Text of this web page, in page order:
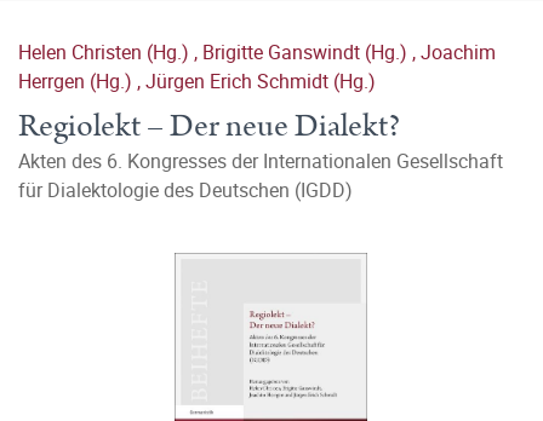
Helen Christen (Hg.) , Brigitte Ganswindt (Hg.) ,Joachim
Herrgen (Hg.) ,Jürgen Erich Schmidt (Hg.)
Regiolekt – Der neue Dialekt?
Akten des 6. Kongresses der Internationalen Gesellschaft
für Dialektologie des Deutschen (IGDD)